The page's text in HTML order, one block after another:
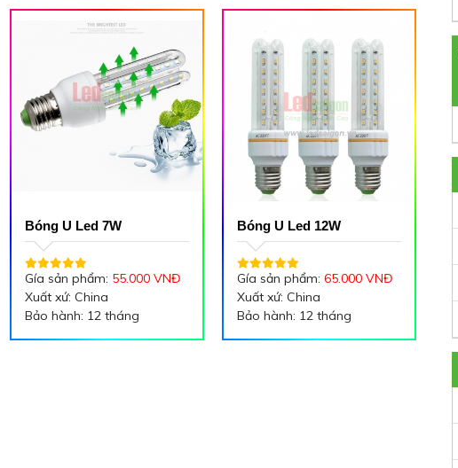
Bóng U Led 7W
Gía sản phẩm: 55.000 VNĐ
Xuất xứ: China
Bảo hành: 12 tháng
Bóng U Led 12W
Gía sản phẩm:65.000 VNĐ
Xuất xứ: China
Bảo hành: 12 tháng